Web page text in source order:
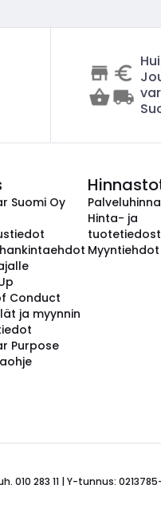
Suomi Oy
Conduct
ja myynnin
Purpose
Hinta- ja
Myyntiehdot
010 283 11 | Y-tunnus: